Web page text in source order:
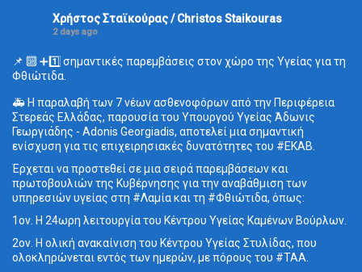
Χρήστος Σταϊκούρας / Christos Staikouras
2 days ago
📌 🔟 ➕1️⃣ σημαντικές παρεμβάσεις στον χώρο της Υγείας για τη
Φθιώτιδα.
🚑 Η παραλαβή των 7 νέων ασθενοφόρων από την Περιφέρεια
Στερεάς Ελλάδας, παρουσία του Υπουργού Υγείας Άδωνις
Γεωργιάδης - Adonis Georgiadis, αποτελεί μια σημαντική
ενίσχυση για τις επιχειρησιακές δυνατότητες του #ΕΚΑΒ.
Έρχεται να προστεθεί σε μια σειρά παρεμβάσεων και
πρωτοβουλιών της Κυβέρνησης για την αναβάθμιση των
υπηρεσιών υγείας στη #Λαμία και τη #Φθιώτιδα, όπως:
1ον. Η 24ωρη λειτουργία του Κέντρου Υγείας Καμένων Βούρλων.
2ον. Η ολική ανακαίνιση του Κέντρου Υγείας Στυλίδας, που
ολοκληρώνεται εντός των ημερών, με πόρους του #ΤΑΑ.